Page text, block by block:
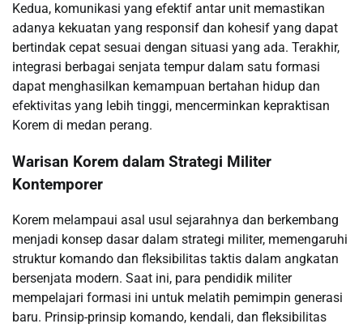
Kedua, komunikasi yang efektif antar unit memastikan
adanya kekuatan yang responsif dan kohesif yang dapat
bertindak cepat sesuai dengan situasi yang ada. Terakhir,
integrasi berbagai senjata tempur dalam satu formasi
dapat menghasilkan kemampuan bertahan hidup dan
efektivitas yang lebih tinggi, mencerminkan kepraktisan
Korem di medan perang.
Warisan Korem dalam Strategi Militer
Kontemporer
Korem melampaui asal usul sejarahnya dan berkembang
menjadi konsep dasar dalam strategi militer, memengaruhi
struktur komando dan fleksibilitas taktis dalam angkatan
bersenjata modern. Saat ini, para pendidik militer
mempelajari formasi ini untuk melatih pemimpin generasi
baru. Prinsip-prinsip komando, kendali, dan fleksibilitas